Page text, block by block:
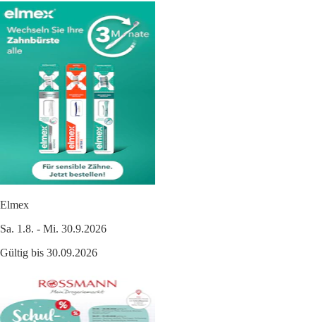
Elmex
Sa. 1.8. - Mi. 30.9.2026
Gültig bis 30.09.2026